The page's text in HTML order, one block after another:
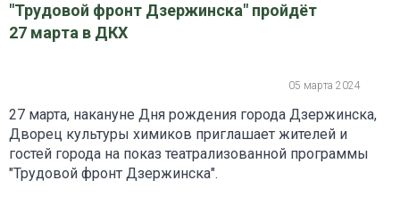
"Трудовой фронт Дзержинска" пройдёт
27 марта в ДКХ
05 марта 2024
27 марта, накануне Дня рождения города Дзержинска,
Дворец культуры химиков приглашает жителей и
гостей города на показ театрализованной программы
"Трудовой фронт Дзержинска".